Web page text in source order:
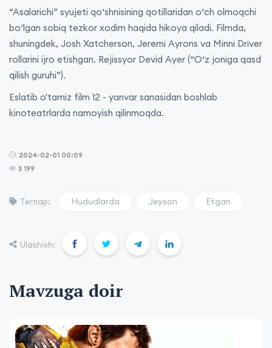
“Asalarichi” syujeti qo‘shnisining qotillaridan o‘ch olmoqchi
bo‘lgan sobiq tezkor xodim haqida hikoya qiladi. Filmda,
shuningdek, Josh Xatcherson, Jeremi Ayrons va Minni Driver
rollarini ijro etishgan. Rejissyor Devid Ayer (“O‘z joniga qasd
qilish guruhi”).‌‌
Eslatib o'tamiz film 12 - yanvar sanasidan boshlab
kinoteatrlarda namoyish qilinmoqda.
2024-02-01 00:09
3 199
Теглар: Hududlarda Jeyson Etgan
Ulashish:
Mavzuga doir